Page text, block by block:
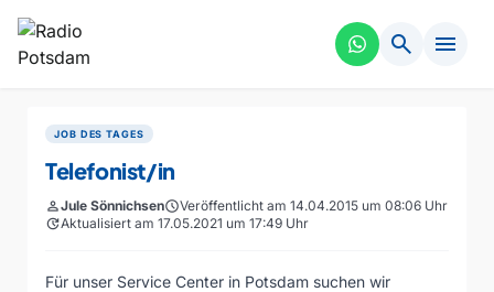
search menu
JOB DES TAGES
Telefonist/in
personJule SönnichsenscheduleVeröffentlicht am 14.04.2015 um 08:06 Uhr
updateAktualisiert am 17.05.2021 um 17:49 Uhr
Für unser Service Center in Potsdam suchen wir